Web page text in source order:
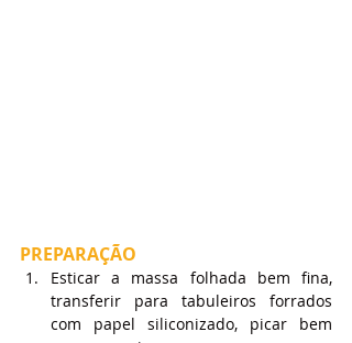
PREPARAÇÃO
Esticar a massa folhada bem fina,
transferir para tabuleiros forrados
com papel siliconizado, picar bem